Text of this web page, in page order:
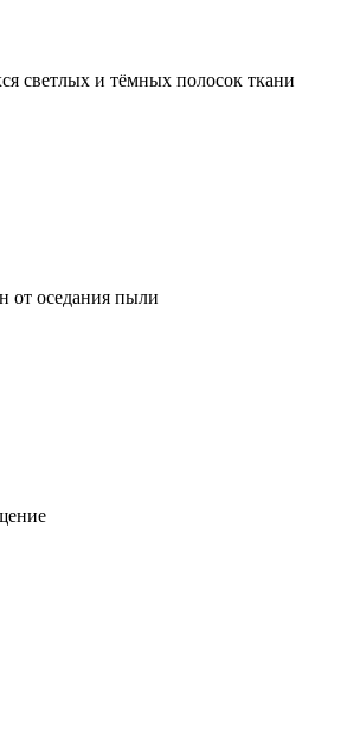
светлых и тёмных полосок ткани
оседания пыли